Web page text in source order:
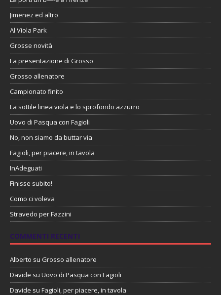
Jimenez ed altro
Al Viola Park
Grosse novità
La presentazione di Grosso
Grosso allenatore
Campionato finito
La sottile linea viola e lo sprofondo azzurro
Uovo di Pasqua con Fagioli
No, non siamo da buttar via
Fagioli, per piacere, in tavola
InAdeguati
Finisse subito!
Como ci voleva
Stravedo per Fazzini
COMMENTI RECENTI
Alberto su Grosso allenatore
Davide su Uovo di Pasqua con Fagioli
Davide su Fagioli, per piacere, in tavola